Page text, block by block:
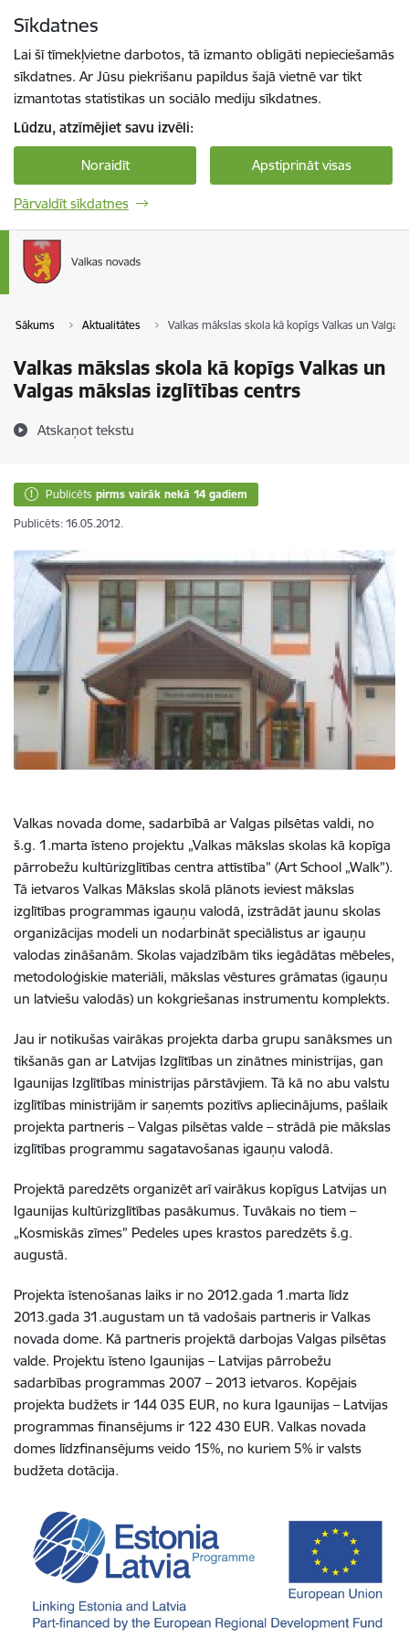
Sīkdatnes
Lai šī tīmekļvietne darbotos, tā izmanto obligāti nepieciešamās
sīkdatnes. Ar Jūsu piekrišanu papildus šajā vietnē var tikt
izmantotas statistikas un sociālo mediju sīkdatnes.
Lūdzu, atzīmējiet savu izvēli:
Noraidīt Apstiprināt visas
Pārvaldīt sīkdatnes
Sākums Aktualitātes Valkas mākslas skola kā kopīgs Valkas un
Valkas mākslas skola kā kopīgs Valkas un
Valgas mākslas izglītības centrs
Atskaņot tekstu
Publicēts pirms vairāk nekā 14 gadiem
Publicēts: 16.05.2012.
Valkas novada dome, sadarbībā ar Valgas pilsētas valdi, no
š.g. 1.marta īsteno projektu „Valkas mākslas skolas kā kopīga
pārrobežu kultūrizglītības centra attīstība” (Art School „Walk”).
Tā ietvaros Valkas Mākslas skolā plānots ieviest mākslas
izglītības programmas igauņu valodā, izstrādāt jaunu skolas
organizācijas modeli un nodarbināt speciālistus ar igauņu
valodas zināšanām. Skolas vajadzībām tiks iegādātas mēbeles,
metodoloģiskie materiāli, mākslas vēstures grāmatas (igauņu
un latviešu valodās) un kokgriešanas instrumentu komplekts.
Jau ir notikušas vairākas projekta darba grupu sanāksmes un
tikšanās gan ar Latvijas Izglītības un zinātnes ministrijas, gan
Igaunijas Izglītības ministrijas pārstāvjiem. Tā kā no abu valstu
izglītības ministrijām ir saņemts pozitīvs apliecinājums, pašlaik
projekta partneris – Valgas pilsētas valde – strādā pie mākslas
izglītības programmu sagatavošanas igauņu valodā.
Projektā paredzēts organizēt arī vairākus kopīgus Latvijas un
Igaunijas kultūrizglītības pasākumus. Tuvākais no tiem –
„Kosmiskās zīmes” Pedeles upes krastos paredzēts š.g.
augustā.
Projekta īstenošanas laiks ir no 2012.gada 1.marta līdz
2013.gada 31.augustam un tā vadošais partneris ir Valkas
novada dome. Kā partneris projektā darbojas Valgas pilsētas
valde. Projektu īsteno Igaunijas – Latvijas pārrobežu
sadarbības programmas 2007 – 2013 ietvaros. Kopējais
projekta budžets ir 144 035 EUR, no kura Igaunijas – Latvijas
programmas finansējums ir 122 430 EUR. Valkas novada
domes līdzfinansējums veido 15%, no kuriem 5% ir valsts
budžeta dotācija.